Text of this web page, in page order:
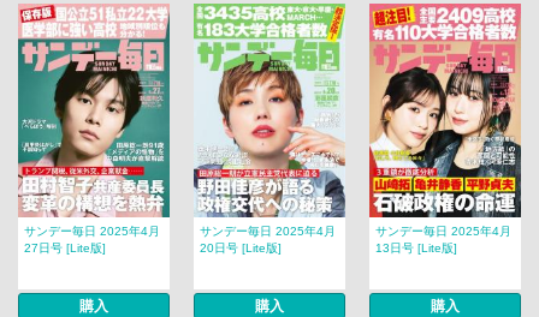
サンデー毎日 2025年4月
27日号 [Lite版]
購入
サンデー毎日 2025年4月
20日号 [Lite版]
購入
サンデー毎日 2025年4月
13日号 [Lite版]
購入